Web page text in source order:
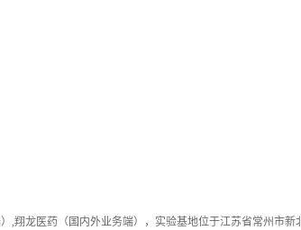
,翔龙医药（国内外业务端），实验基地位于江苏省常州市